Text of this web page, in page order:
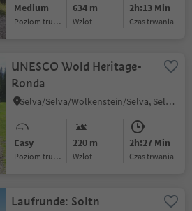
Medium
Poziom trudności
634 m
Wzlot
2h:13 Min
czas trwania
UNESCO Wold Heritage-
Ronda
Selva/Sëlva/Wolkenstein/Sëlva, Sëlva/Selva di Val Gardena, Dolomites Region Val Gardena
Easy
Poziom trudności
220 m
Wzlot
2h:27 Min
czas trwania
Laufrunde: Soltn